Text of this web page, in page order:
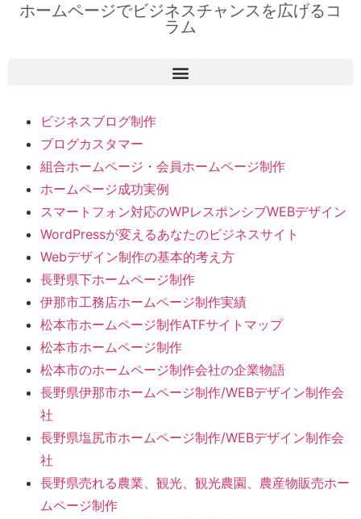
ホームページでビジネスチャンスを広げるコ
ラム
ビジネスブログ制作
ブログカスタマー
組合ホームページ・会員ホームページ制作
ホームページ成功実例
スマートフォン対応のWPレスポンシブWEBデザイン
WordPressが変えるあなたのビジネスサイト
Webデザイン制作の基本的考え方
長野県下ホームページ制作
伊那市工務店ホームページ制作実績
松本市ホームページ制作ATFサイトマップ
松本市ホームページ制作
松本市のホームページ制作会社の企業物語
長野県伊那市ホームページ制作/WEBデザイン制作会
社
長野県塩尻市ホームページ制作/WEBデザイン制作会
社
長野県売れる農業、観光、観光農園、農産物販売ホー
ムページ制作